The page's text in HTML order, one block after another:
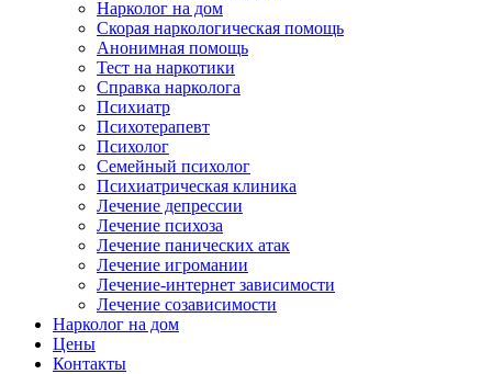
Нарколог на дом
Скорая наркологическая помощь
Анонимная помощь
Тест на наркотики
Справка нарколога
Психиатр
Психотерапевт
Психолог
Семейный психолог
Психиатрическая клиника
Лечение депрессии
Лечение психоза
Лечение панических атак
Лечение игромании
Лечение-интернет зависимости
Лечение созависимости
Нарколог на дом
Цены
Контакты